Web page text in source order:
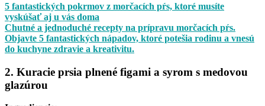
5 fantastických pokrmov z morčacích pŕs, ktoré musíte
vyskúšať aj u vás doma
Chutné a jednoduché recepty na prípravu morčacích pŕs.
Objavte 5 fantastických nápadov, ktoré potešia rodinu a vnesú
do kuchyne zdravie a kreativitu.
2. Kuracie prsia plnené figami a syrom s medovou
glazúrou